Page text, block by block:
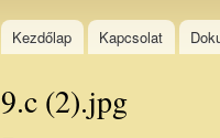
Kollégium
Kezdőlap Kapcsolat
9.c (2).jpg